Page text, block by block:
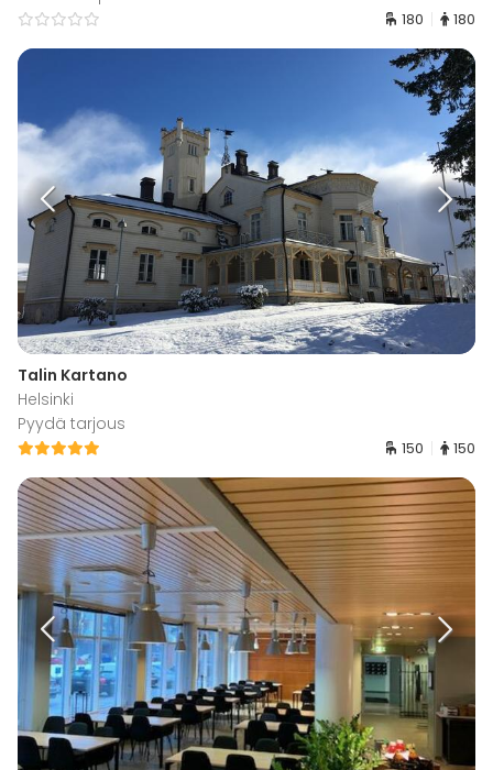
180 180
Talin Kartano
Helsinki
Pyydä tarjous
150 150